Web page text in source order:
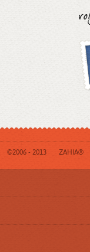
©2006 - 2013 ZAHIA®